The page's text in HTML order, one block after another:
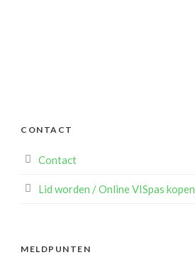
CONTACT
Contact
Lid worden / Online VISpas kopen
MELDPUNTEN